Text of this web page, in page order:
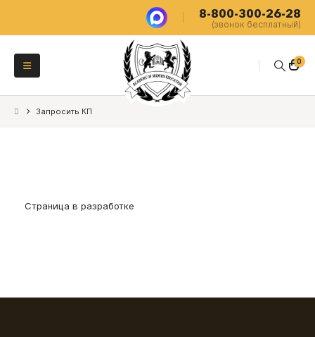
8-800-300-26-28
(звонок бесплатный)
0
Запросить КП
Страница в разработке